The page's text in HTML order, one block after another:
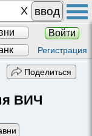
ввод
Войти
Регистрация
Поделиться
ВИЧ